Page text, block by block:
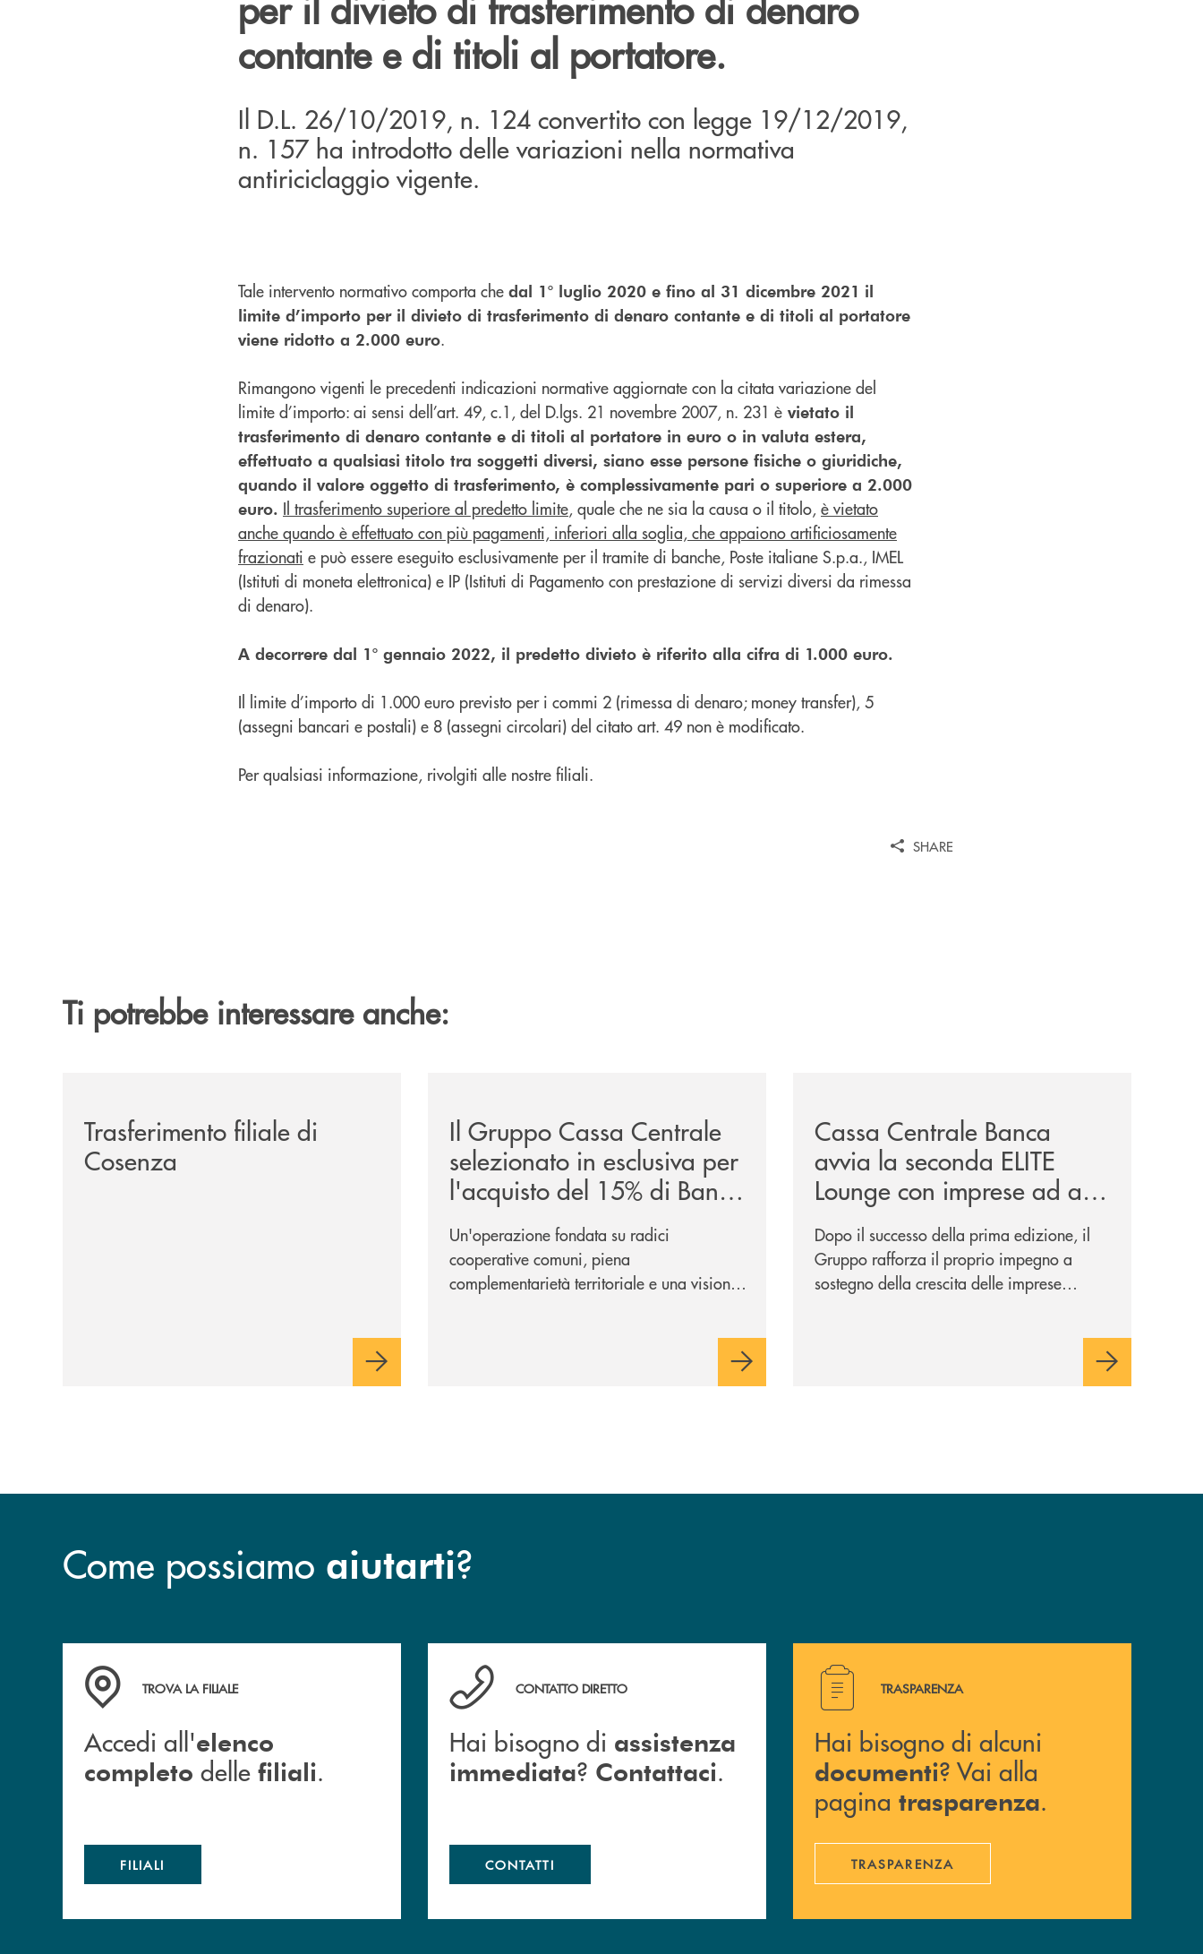
contante e di titoli al portatore.
Il D.L. 26/10/2019, n. 124 convertito con legge 19/12/2019,
n. 157 ha introdotto delle variazioni nella normativa
antiriciclaggio vigente.
Tale intervento normativo comporta che dal 1° luglio 2020 e fino al 31 dicembre 2021 il
limite d’importo per il divieto di trasferimento di denaro contante e di titoli al portatore
viene ridotto a 2.000 euro.
Rimangono vigenti le precedenti indicazioni normative aggiornate con la citata variazione del
limite d’importo: ai sensi dell’art. 49, c.1, del D.lgs. 21 novembre 2007, n. 231 è vietato il
trasferimento di denaro contante e di titoli al portatore in euro o in valuta estera,
effettuato a qualsiasi titolo tra soggetti diversi, siano esse persone fisiche o giuridiche,
quando il valore oggetto di trasferimento, è complessivamente pari o superiore a 2.000
euro. Il trasferimento superiore al predetto limite, quale che ne sia la causa o il titolo, è vietato
anche quando è effettuato con più pagamenti, inferiori alla soglia, che appaiono artificiosamente
frazionati e può essere eseguito esclusivamente per il tramite di banche, Poste italiane S.p.a., IMEL
(Istituti di moneta elettronica) e IP (Istituti di Pagamento con prestazione di servizi diversi da rimessa
di denaro).
A decorrere dal 1° gennaio 2022, il predetto divieto è riferito alla cifra di 1.000 euro.
Il limite d’importo di 1.000 euro previsto per i commi 2 (rimessa di denaro; money transfer), 5
(assegni bancari e postali) e 8 (assegni circolari) del citato art. 49 non è modificato.
Per qualsiasi informazione, rivolgiti alle nostre filiali.
SHARE
Ti potrebbe interessare anche:
Trasferimento filiale di
Cosenza
Il Gruppo Cassa Centrale
selezionato in esclusiva per
l'acquisto del 15% di Banca
Cambiano 1884
Un'operazione fondata su radici
cooperative comuni, piena
complementarietà territoriale e una visione
Cassa Centrale Banca
avvia la seconda ELITE
Lounge con imprese ad alto
potenziale
Dopo il successo della prima edizione, il
Gruppo rafforza il proprio impegno a
sostegno della crescita delle imprese
Come possiamo aiutarti?
Accedi all' elenco completo delle filiali .
TROVA LA FILIALE
Accedi all'elenco
completo delle filiali.
FILIALI
Hai bisogno di assistenza immediata ? Contattaci .
CONTATTO DIRETTO
Hai bisogno di assistenza
immediata? Contattaci.
CONTATTI
Hai bisogno di alcuni documenti ? Vai alla pagina
TRASPARENZA
Hai bisogno di alcuni
documenti? Vai alla
pagina trasparenza.
TRASPARENZA